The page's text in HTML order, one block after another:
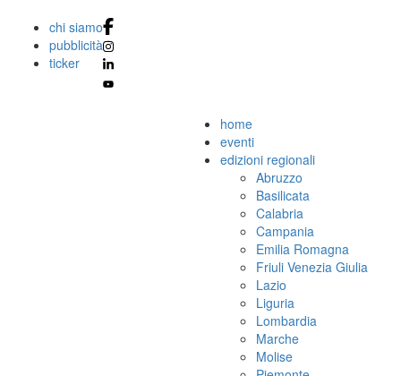
chi siamo
pubblicità
ticker
home
eventi
edizioni regionali
Abruzzo
Basilicata
Calabria
Campania
Emilia Romagna
Friuli Venezia Giulia
Lazio
Liguria
Lombardia
Marche
Molise